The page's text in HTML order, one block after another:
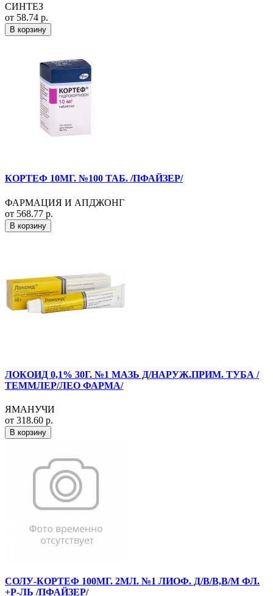
СИНТЕЗ
от 58.74 р.
В корзину
КОРТЕФ 10МГ. №100 ТАБ. /ПФАЙЗЕР/
ФАРМАЦИЯ И АПДЖОНГ
от 568.77 р.
В корзину
ЛОКОИД 0,1% 30Г. №1 МАЗЬ Д/НАРУЖ.ПРИМ. ТУБА /
ТЕММЛЕР/ЛЕО ФАРМА/
ЯМАНУЧИ
от 318.60 р.
В корзину
СОЛУ-КОРТЕФ 100МГ. 2МЛ. №1 ЛИОФ. Д/В/В,В/М ФЛ.
+Р-ЛЬ /ПФАЙЗЕР/